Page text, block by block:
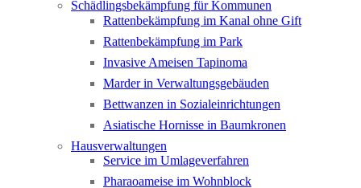
Schädlingsbekämpfung für Kommunen
Rattenbekämpfung im Kanal ohne Gift
Rattenbekämpfung im Park
Invasive Ameisen Tapinoma
Marder in Verwaltungsgebäuden
Bettwanzen in Sozialeinrichtungen
Asiatische Hornisse in Baumkronen
Hausverwaltungen
Service im Umlageverfahren
Pharaoameise im Wohnblock